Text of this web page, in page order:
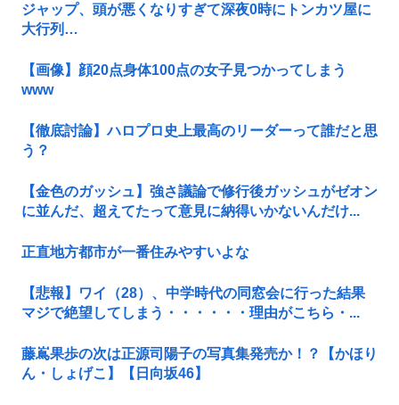
ジャップ、頭が悪くなりすぎて深夜0時にトンカツ屋に
大行列…
【画像】顔20点身体100点の女子見つかってしまう
www
【徹底討論】ハロプロ史上最高のリーダーって誰だと思
う？
【金色のガッシュ】強さ議論で修行後ガッシュがゼオン
に並んだ、超えてたって意見に納得いかないんだけ...
正直地方都市が一番住みやすいよな
【悲報】ワイ（28）、中学時代の同窓会に行った結果
マジで絶望してしまう・・・・・・理由がこちら・...
藤嶌果歩の次は正源司陽子の写真集発売か！？【かほり
ん・しょげこ】【日向坂46】